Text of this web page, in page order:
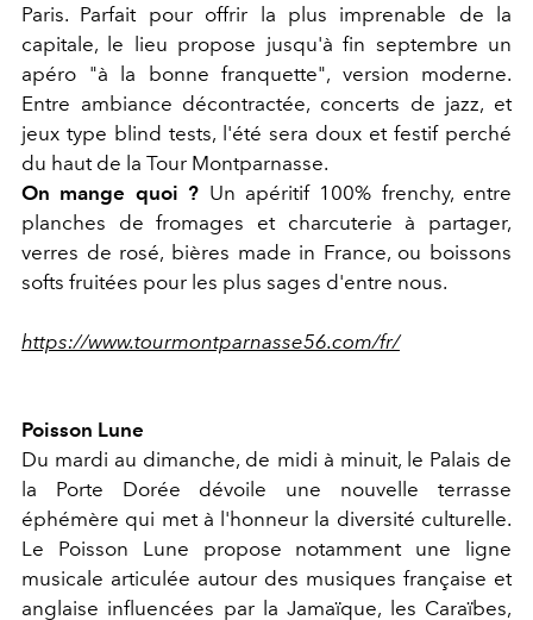
Paris. Parfait pour offrir la plus imprenable de la
capitale, le lieu propose jusqu'à fin septembre un
apéro "à la bonne franquette", version moderne.
Entre ambiance décontractée, concerts de jazz, et
jeux type blind tests, l'été sera doux et festif perché
du haut de la Tour Montparnasse.
On mange quoi ? Un apéritif 100% frenchy, entre
planches de fromages et charcuterie à partager,
verres de rosé, bières made in France, ou boissons
softs fruitées pour les plus sages d'entre nous.
https://www.tourmontparnasse56.com/fr/
Poisson Lune
Du mardi au dimanche, de midi à minuit, le Palais de
la Porte Dorée dévoile une nouvelle terrasse
éphémère qui met à l'honneur la diversité culturelle.
Le Poisson Lune propose notamment une ligne
musicale articulée autour des musiques française et
anglaise influencées par la Jamaïque, les Caraïbes,